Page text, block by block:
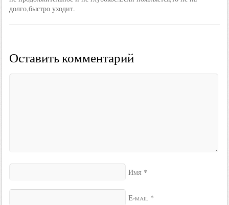
долго,быстро уходит.
Оставить комментарий
Имя *
E-mail *